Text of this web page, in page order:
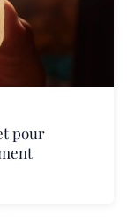
pour